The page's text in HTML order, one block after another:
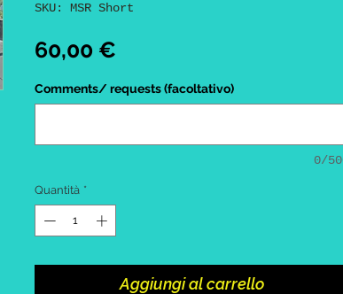
SKU: MSR Short
60,00 €
Comments/ requests (facoltativo)
0/
Quantità *
Aggiungi al carrello